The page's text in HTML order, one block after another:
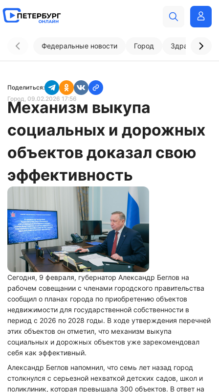
Федеральные новости Город
Поделиться:
Город, 09.02.2026 17:56
Механизм выкупа
социальных и дорожных
объектов доказал свою
эффективность
Сегодня, 9 февраля, губернатор Александр Беглов на
рабочем совещании с членами городского правительства
сообщил о планах города по приобретению объектов
недвижимости для государственной собственности в
период с 2026 по 2028 годы. В ходе утверждения перечней
этих объектов он отметил, что механизм выкупа
социальных и дорожных объектов уже зарекомендовал
себя как эффективный.
Александр Беглов напомнил, что семь лет назад город
столкнулся с серьезной нехваткой детских садов, школ и
поликлиник, которая превышала 300 объектов. В ответ на